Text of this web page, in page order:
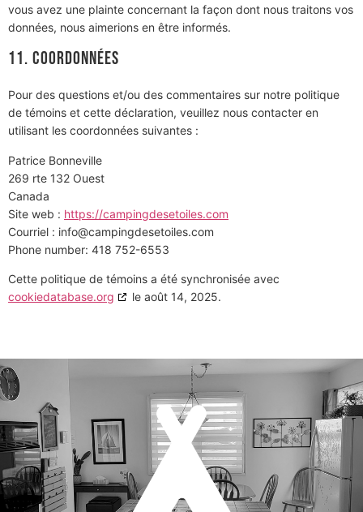
vous avez une plainte concernant la façon dont nous traitons vos
données, nous aimerions en être informés.
11. Coordonnées
Pour des questions et/ou des commentaires sur notre politique
de témoins et cette déclaration, veuillez nous contacter en
utilisant les coordonnées suivantes :
Patrice Bonneville
269 rte 132 Ouest
Canada
Site web : https://campingdesetoiles.com
Courriel : info@campingdesetoiles.com
Phone number: 418 752-6553
Cette politique de témoins a été synchronisée avec
cookiedatabase.org
le août 14, 2025.